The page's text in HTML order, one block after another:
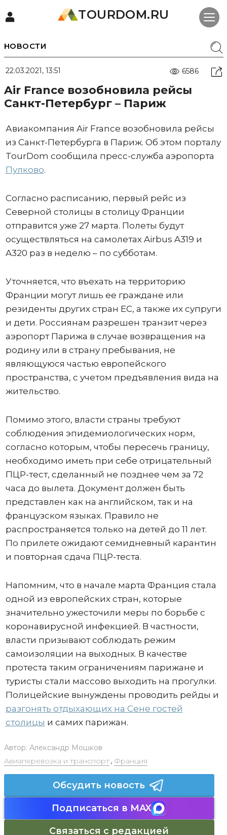
TOURDOM.RU
НОВОСТИ
22.03.2021, 13:51 6586
Air France возобновила рейсы
Санкт-Петербург – Париж
Авиакомпания Air France возобновила рейсы
из Санкт-Петербурга в Париж. Об этом порталу
TourDom сообщила пресс-служба аэропорта
Пулково.
Согласно расписанию, первый рейс из
Северной столицы в столицу Франции
отправится уже 27 марта. Полеты будут
осуществляться на самолетах Airbus A319 и
A320 раз в неделю – по субботам.
Уточняется, что въехать на территорию
Франции могут лишь ее граждане или
резиденты других стран ЕС, а также их супруги
и дети. Россиянам разрешен транзит через
аэропорт Парижа в случае возвращения на
родину или в страну пребывания, не
являющуюся частью европейского
пространства, с учетом предъявления вида на
жительство.
Помимо этого, власти страны требуют
соблюдения эпидемиологических норм,
согласно которым, чтобы пересечь границу,
необходимо иметь при себе отрицательный
ПЦР-тест, сделанный не позднее чем за 72
часа до вылета. Документ должен быть
представлен как на английском, так и на
французском языках. Правило не
распространяется только на детей до 11 лет.
По прилете ожидают семидневный карантин
и повторная сдача ПЦР-теста.
Напомним, что в начале марта Франция стала
одной из европейских стран, которые
значительно ужесточили меры по борьбе с
коронавирусной инфекцией. В частности,
власти призывают соблюдать режим
самоизоляции на выходных. В качестве
протеста таким ограничениям парижане и
туристы стали массово выходить на прогулки.
Полицейские вынуждены проводить рейды и
разгонять отдыхающих на Сене гостей
столицы и самих парижан.
Автор: Александр Мошков
Авиаперевозка и транспорт, Франция
Обсудить новость
Подписаться в MAX
Связаться с редакцией